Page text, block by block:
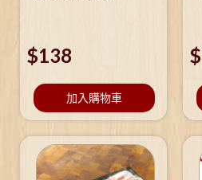
$138
加入購物車
$